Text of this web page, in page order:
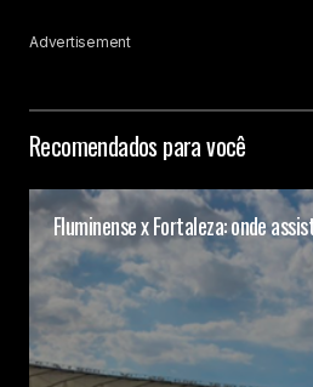
Advertisement
Recomendados para você
Fluminense x Fortaleza: onde